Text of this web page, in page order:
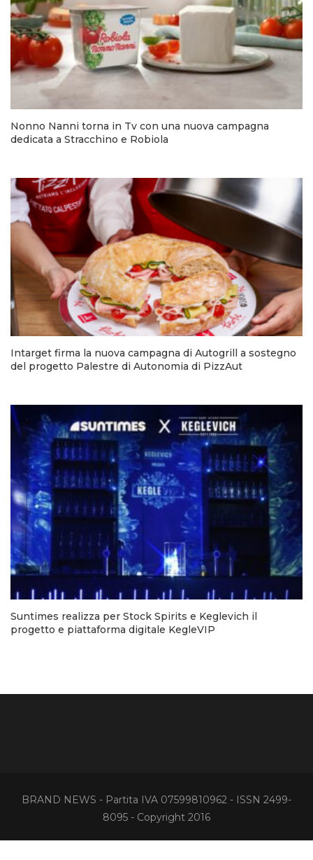
Nonno Nanni torna in Tv con una nuova campagna
dedicata a Stracchino e Robiola
Intarget firma la nuova campagna di Autogrill a sostegno
del progetto Palestre di Autonomia di PizzAut
Suntimes realizza per Stock Spirits e Keglevich il
progetto e piattaforma digitale KegleVIP
BRAND NEWS - Partita IVA 07599810962 - ISSN 2499-
8095 - Copyright 2016